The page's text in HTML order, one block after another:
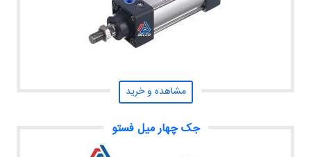
مشاهده و خرید
جک چهار میل فستو